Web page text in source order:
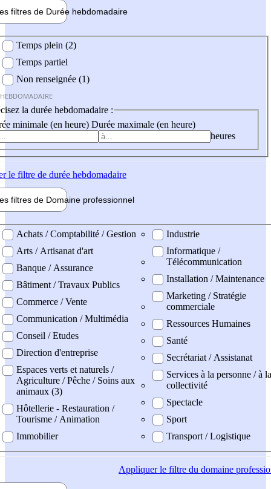
filtres de Durée hebdomadaire
Temps plein (2)
Temps partiel
Non renseignée (1)
la durée hebdomadaire :
minimale (en heure) Durée maximale (en heure)
heures
le filtre de durée hebdomadaire
filtres de Domaine professionnel
professionel
Achats / Comptabilité / Gestion
Arts / Artisanat d'art
Banque / Assurance
Bâtiment / Travaux Publics
Commerce / Vente
Communication / Multimédia
Conseil / Etudes
Direction d'entreprise
Espaces verts et naturels /
Agriculture / Pêche / Soins aux
animaux (3)
Hôtellerie - Restauration /
Tourisme / Animation
Immobilier
Industrie
Informatique /
Télécommunication
Installation / Maintenance
Marketing / Stratégie
commerciale
Ressources Humaines
Santé
Secrétariat / Assistanat
Services à la personne / à la
collectivité
Spectacle
Sport
Transport / Logistique
Appliquerle filtre du domaine